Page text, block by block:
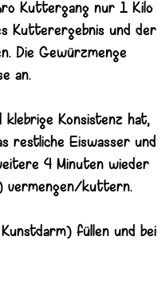
Kuttergang nur 1 Kilo
Kutterergebnis und der
Die Gewürzmenge
an.
klebrige Konsistenz hat,
restliche Eiswasser und
4 Minuten wieder
vermengen/kuttern.
füllen und bei